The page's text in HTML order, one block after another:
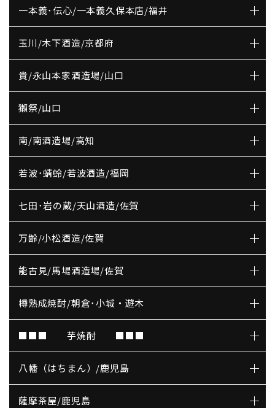
一本義･伝心/一本義久保本店/福井
玉川/木下酒造/京都府
貴/永山本家酒造場/山口
獺祭/山口
南/南酒造場/高知
若波･蜻蛉/若波酒造/福岡
七田･岩の蔵/天山酒造/佐賀
万齢/小松酒造/佐賀
能古見/馬場酒造場/佐賀
樽熟成焼酎/朝倉･小城・遊木
■■■ 芋焼酎 ■■■
八幡（はちまん）/鹿児島
薩摩茶屋/鹿児島